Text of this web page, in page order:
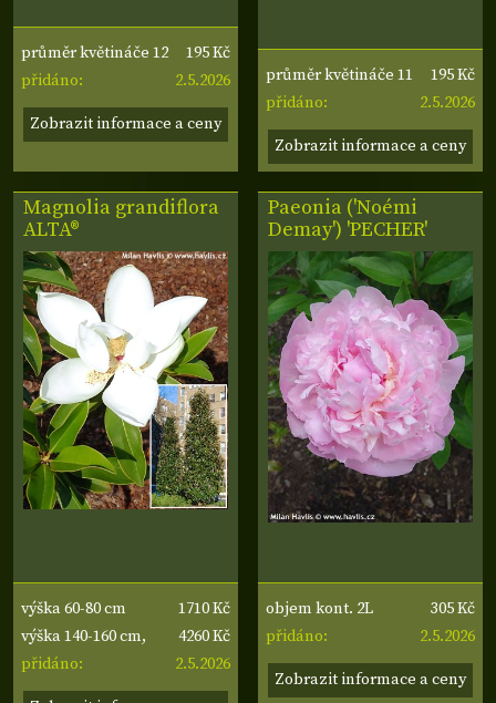
průměr květináče 12
cm
195 Kč
přidáno:
2.5.2026
Zobrazit informace a ceny
průměr květináče 11
cm
195 Kč
přidáno:
2.5.2026
Zobrazit informace a ceny
Magnolia grandiflora
ALTA®
výška 60-80 cm
1710 Kč
výška 140-160 cm,
šířka 40-50 cm
4260 Kč
přidáno:
2.5.2026
Paeonia ('Noémi
Demay') 'PECHER'
objem kont. 2L
305 Kč
přidáno:
2.5.2026
Zobrazit informace a ceny